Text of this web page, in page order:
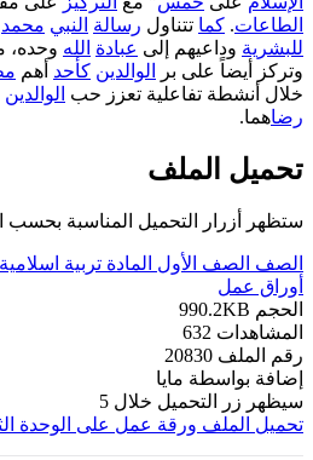
الطاعات. كماتتناول رسالة النبي محمد
للبشريةوداعيهم إلى عبادة اللهوحده،
وتركز أيضاً على بر
الوالدين كأحدأهم
خلال أنشطة تفاعلية تعزز حب الوالدين
رضاهما.
تحميل الملف
ستظهر أزرار التحميل المناسبة بحسب
الصف الصف الأول المادة تربية اسلامية
أوراق عمل
الحجم 990.2KB
المشاهدات 632
رقم الملف 20830
إضافة بواسطة مايا
سيظهر زر التحميل خلال 5
تحميل الملف ورقة عمل على الوحدة